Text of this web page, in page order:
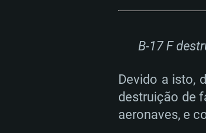
B-17 F
Devido a isto,
destruição de
aeronaves, e